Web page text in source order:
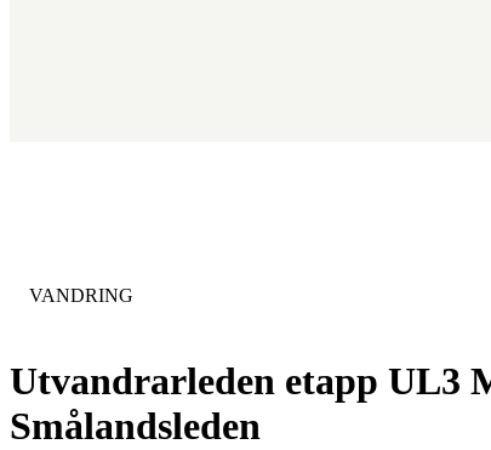
Utvandrarleden etapp UL3
Smålandsleden
KATEGORI:
VANDRING